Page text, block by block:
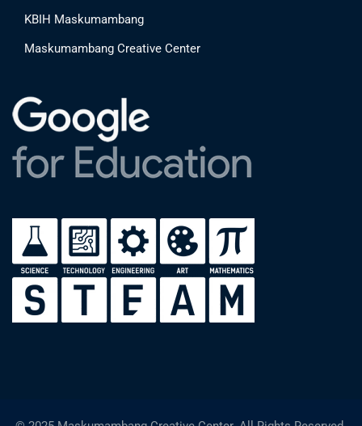
KBIH Maskumambang
Maskumambang Creative Center